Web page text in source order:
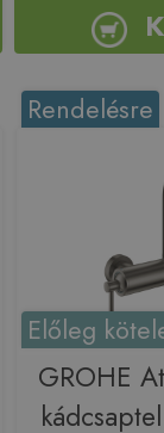
Rendelésre
Előleg
GROHE